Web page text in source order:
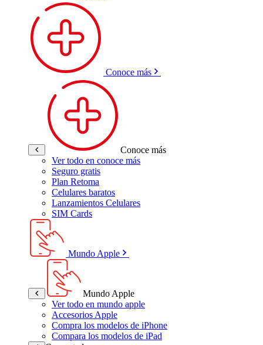
Conoce más
Conoce más
Ver todo en conoce más
Seguro gratis
Plan Retoma
Celulares baratos
Lanzamientos Celulares
SIM Cards
Mundo Apple
Mundo Apple
Ver todo en mundo apple
Accesorios Apple
Compra los modelos de iPhone
Compara los modelos de iPad